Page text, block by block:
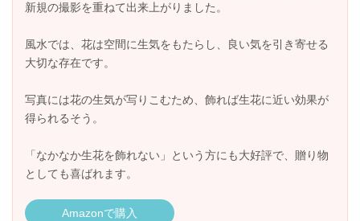
新規の撮影を重ねて出来上がりました。
風水では、花は空間に生気をもたらし、良い気を引き寄せる
大切な存在です。
写真には花の生気が写りこむため、飾れば生花に近い効果が
得られるそう。
「なかなか生花を飾れない」という方にも大好評で、贈り物
としても喜ばれます。
Amazonで購入